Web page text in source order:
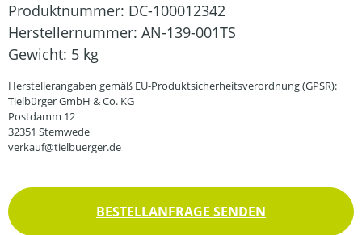
Produktnummer: DC-100012342
Herstellernummer: AN-139-001TS
Gewicht: 5 kg
Herstellerangaben gemäß EU-Produktsicherheitsverordnung (GPSR):
Tielbürger GmbH & Co. KG
Postdamm 12
32351 Stemwede
verkauf@tielbuerger.de
BESTELLANFRAGE SENDEN